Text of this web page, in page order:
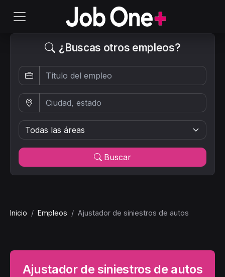
¿Buscas otros empleos?
Buscar
Inicio Empleos Ajustador de siniestros de autos
Ajustador de siniestros de autos